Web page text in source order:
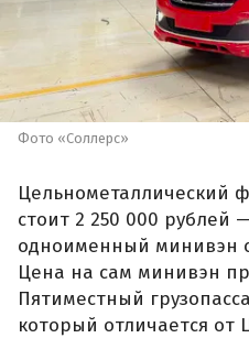
Фото «Соллерс»
Цельнометаллический
стоит 2 250 000 рублей
одноименный минивэн
Цена на сам минивэн
Пятиместный
который отличается